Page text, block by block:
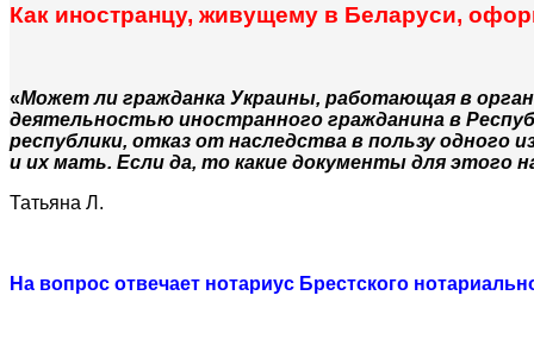
Как иностранцу, живущему в Беларуси,
«Может ли гражданка Украины, работающая в
деятельностью иностранного гражданина в
республики, отказ от наследства в пользу одного
и их мать. Если да, то какие документы для этого
Татьяна Л.
На вопрос отвечает нотариус Брестского